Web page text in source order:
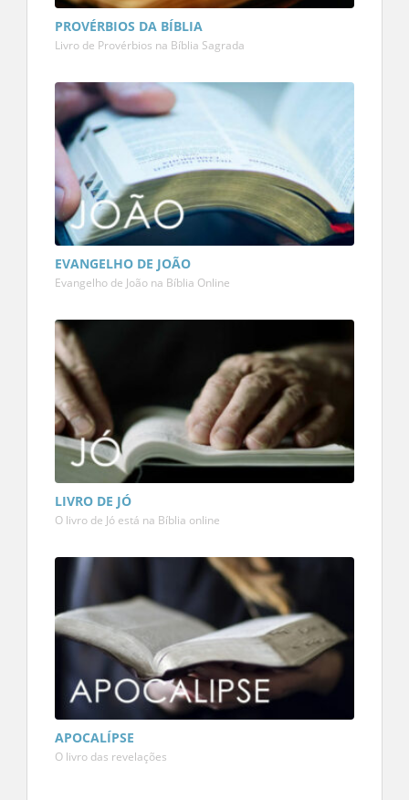
PROVÉRBIOS DA BÍBLIA
Livro de Provérbios na Bíblia Sagrada
EVANGELHO DE JOÃO
Evangelho de João na Bíblia Online
LIVRO DE JÓ
O livro de Jó está na Bíblia online
APOCALÍPSE
O livro das revelações